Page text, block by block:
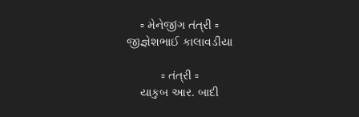
▫️ મેનેજીંગ તંત્રી ▫️
જીજ્ઞેશભાઈ કાલાવડીયા
▫️ તંત્રી ▫️
યાકુબ આર. બાદી